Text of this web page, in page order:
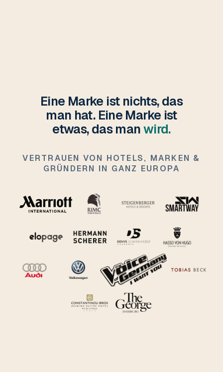
Eine Marke ist nichts, das
man hat. Eine Marke ist
etwas, das manwird.
VERTRAUEN VON HOTELS, MARKEN &
GRÜNDERN IN GANZ EUROPA